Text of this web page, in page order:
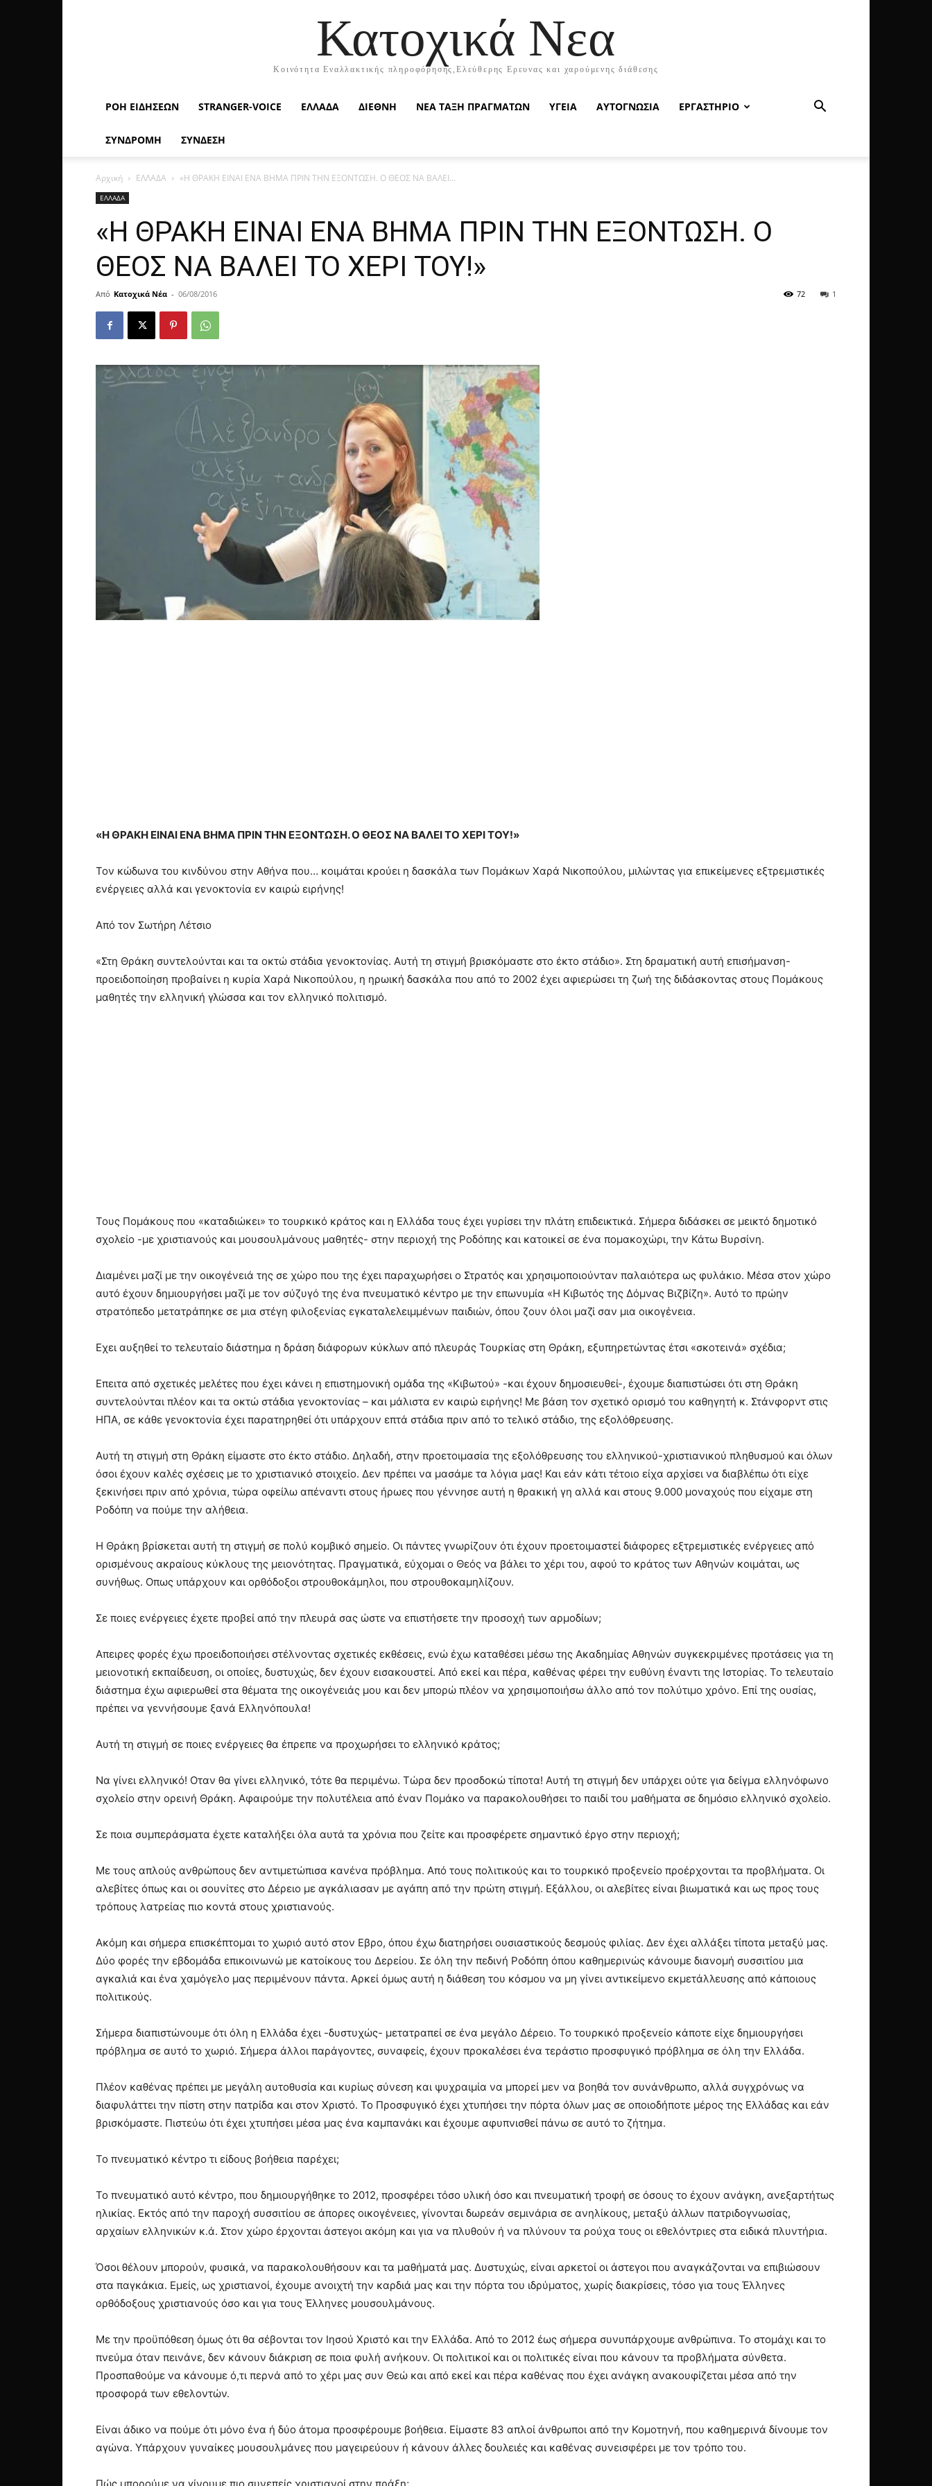
Κατοχικά Νεα
Κοινότητα Εναλλακτικής πληροφόρησης,Ελεύθερης Ερευνας και χαρούμενης διάθεσης
ΡΟΉ ΕΙΔΉΣΕΩΝ STRANGER-VOICE ΕΛΛΑΔΑ ΔΙΕΘΝΗ ΝΕΑ ΤΑΞΗ ΠΡΑΓΜΑΤΩΝ ΥΓΕΙΑ ΑΥΤΟΓΝΩΣΙΑ ΕΡΓΑΣΤΗΡΙΟ
ΣΥΝΔΡΟΜΗ ΣΥΝΔΕΣΗ
Αρχική ΕΛΛΑΔΑ «Η ΘΡΑΚΗ ΕΙΝΑΙ ΕΝΑ ΒΗΜΑ ΠΡΙΝ ΤΗΝ ΕΞΟΝΤΩΣΗ. Ο ΘΕΟΣ ΝΑ ΒΑΛΕΙ...
ΕΛΛΑΔΑ
«Η ΘΡΑΚΗ ΕΙΝΑΙ ΕΝΑ ΒΗΜΑ ΠΡΙΝ ΤΗΝ ΕΞΟΝΤΩΣΗ. Ο
ΘΕΟΣ ΝΑ ΒΑΛΕΙ ΤΟ ΧΕΡΙ ΤΟΥ!»
Από Κατοχικά Νέα - 06/08/2016 1
72
«Η ΘΡΑΚΗ ΕΙΝΑΙ ΕΝΑ ΒΗΜΑ ΠΡΙΝ ΤΗΝ ΕΞΟΝΤΩΣΗ. Ο ΘΕΟΣ ΝΑ ΒΑΛΕΙ ΤΟ ΧΕΡΙ ΤΟΥ!»
Τον κώδωνα του κινδύνου στην Αθήνα που… κοιμάται κρούει η δασκάλα των Πομάκων Χαρά Νικοπούλου, μιλώντας για επικείμενες εξτρεμιστικές
ενέργειες αλλά και γενοκτονία εν καιρώ ειρήνης!
Από τον Σωτήρη Λέτσιο
«Στη Θράκη συντελούνται και τα οκτώ στάδια γενοκτονίας. Αυτή τη στιγμή βρισκόμαστε στο έκτο στάδιο». Στη δραματική αυτή επισήμανση-
προειδοποίηση προβαίνει η κυρία Χαρά Νικοπούλου, η ηρωική δασκάλα που από το 2002 έχει αφιερώσει τη ζωή της διδάσκοντας στους Πομάκους
μαθητές την ελληνική γλώσσα και τον ελληνικό πολιτισμό.
Τους Πομάκους που «καταδιώκει» το τουρκικό κράτος και η Ελλάδα τους έχει γυρίσει την πλάτη επιδεικτικά. Σήμερα διδάσκει σε μεικτό δημοτικό
σχολείο -με χριστιανούς και μουσουλμάνους μαθητές- στην περιοχή της Ροδόπης και κατοικεί σε ένα πομακοχώρι, την Κάτω Βυρσίνη.
Διαμένει μαζί με την οικογένειά της σε χώρο που της έχει παραχωρήσει ο Στρατός και χρησιμοποιούνταν παλαιότερα ως φυλάκιο. Μέσα στον χώρο
αυτό έχουν δημιουργήσει μαζί με τον σύζυγό της ένα πνευματικό κέντρο με την επωνυμία «Η Κιβωτός της Δόμνας Βιζβίζη». Αυτό το πρώην
στρατόπεδο μετατράπηκε σε μια στέγη φιλοξενίας εγκαταλελειμμένων παιδιών, όπου ζουν όλοι μαζί σαν μια οικογένεια.
Εχει αυξηθεί το τελευταίο διάστημα η δράση διάφορων κύκλων από πλευράς Τουρκίας στη Θράκη, εξυπηρετώντας έτσι «σκοτεινά» σχέδια;
Επειτα από σχετικές μελέτες που έχει κάνει η επιστημονική ομάδα της «Κιβωτού» -και έχουν δημοσιευθεί-, έχουμε διαπιστώσει ότι στη Θράκη
συντελούνται πλέον και τα οκτώ στάδια γενοκτονίας – και μάλιστα εν καιρώ ειρήνης! Με βάση τον σχετικό ορισμό του καθηγητή κ. Στάνφορντ στις
ΗΠΑ, σε κάθε γενοκτονία έχει παρατηρηθεί ότι υπάρχουν επτά στάδια πριν από το τελικό στάδιο, της εξολόθρευσης.
Αυτή τη στιγμή στη Θράκη είμαστε στο έκτο στάδιο. Δηλαδή, στην προετοιμασία της εξολόθρευσης του ελληνικού-χριστιανικού πληθυσμού και όλων
όσοι έχουν καλές σχέσεις με το χριστιανικό στοιχείο. Δεν πρέπει να μασάμε τα λόγια μας! Και εάν κάτι τέτοιο είχα αρχίσει να διαβλέπω ότι είχε
ξεκινήσει πριν από χρόνια, τώρα οφείλω απέναντι στους ήρωες που γέννησε αυτή η θρακική γη αλλά και στους 9.000 μοναχούς που είχαμε στη
Ροδόπη να πούμε την αλήθεια.
Η Θράκη βρίσκεται αυτή τη στιγμή σε πολύ κομβικό σημείο. Οι πάντες γνωρίζουν ότι έχουν προετοιμαστεί διάφορες εξτρεμιστικές ενέργειες από
ορισμένους ακραίους κύκλους της μειονότητας. Πραγματικά, εύχομαι ο Θεός να βάλει το χέρι του, αφού το κράτος των Αθηνών κοιμάται, ως
συνήθως. Οπως υπάρχουν και ορθόδοξοι στρουθοκάμηλοι, που στρουθοκαμηλίζουν.
Σε ποιες ενέργειες έχετε προβεί από την πλευρά σας ώστε να επιστήσετε την προσοχή των αρμοδίων;
Απειρες φορές έχω προειδοποιήσει στέλνοντας σχετικές εκθέσεις, ενώ έχω καταθέσει μέσω της Ακαδημίας Αθηνών συγκεκριμένες προτάσεις για τη
μειονοτική εκπαίδευση, οι οποίες, δυστυχώς, δεν έχουν εισακουστεί. Από εκεί και πέρα, καθένας φέρει την ευθύνη έναντι της Ιστορίας. Το τελευταίο
διάστημα έχω αφιερωθεί στα θέματα της οικογένειάς μου και δεν μπορώ πλέον να χρησιμοποιήσω άλλο από τον πολύτιμο χρόνο. Επί της ουσίας,
πρέπει να γεννήσουμε ξανά Ελληνόπουλα!
Αυτή τη στιγμή σε ποιες ενέργειες θα έπρεπε να προχωρήσει το ελληνικό κράτος;
Να γίνει ελληνικό! Οταν θα γίνει ελληνικό, τότε θα περιμένω. Τώρα δεν προσδοκώ τίποτα! Αυτή τη στιγμή δεν υπάρχει ούτε για δείγμα ελληνόφωνο
σχολείο στην ορεινή Θράκη. Αφαιρούμε την πολυτέλεια από έναν Πομάκο να παρακολουθήσει το παιδί του μαθήματα σε δημόσιο ελληνικό σχολείο.
Σε ποια συμπεράσματα έχετε καταλήξει όλα αυτά τα χρόνια που ζείτε και προσφέρετε σημαντικό έργο στην περιοχή;
Με τους απλούς ανθρώπους δεν αντιμετώπισα κανένα πρόβλημα. Από τους πολιτικούς και το τουρκικό προξενείο προέρχονται τα προβλήματα. Οι
αλεβίτες όπως και οι σουνίτες στο Δέρειο με αγκάλιασαν με αγάπη από την πρώτη στιγμή. Εξάλλου, οι αλεβίτες είναι βιωματικά και ως προς τους
τρόπους λατρείας πιο κοντά στους χριστιανούς.
Ακόμη και σήμερα επισκέπτομαι το χωριό αυτό στον Εβρο, όπου έχω διατηρήσει ουσιαστικούς δεσμούς φιλίας. Δεν έχει αλλάξει τίποτα μεταξύ μας.
Δύο φορές την εβδομάδα επικοινωνώ με κατοίκους του Δερείου. Σε όλη την πεδινή Ροδόπη όπου καθημερινώς κάνουμε διανομή συσσιτίου μια
αγκαλιά και ένα χαμόγελο μας περιμένουν πάντα. Αρκεί όμως αυτή η διάθεση του κόσμου να μη γίνει αντικείμενο εκμετάλλευσης από κάποιους
πολιτικούς.
Σήμερα διαπιστώνουμε ότι όλη η Ελλάδα έχει -δυστυχώς- μετατραπεί σε ένα μεγάλο Δέρειο. Το τουρκικό προξενείο κάποτε είχε δημιουργήσει
πρόβλημα σε αυτό το χωριό. Σήμερα άλλοι παράγοντες, συναφείς, έχουν προκαλέσει ένα τεράστιο προσφυγικό πρόβλημα σε όλη την Ελλάδα.
Πλέον καθένας πρέπει με μεγάλη αυτοθυσία και κυρίως σύνεση και ψυχραιμία να μπορεί μεν να βοηθά τον συνάνθρωπο, αλλά συγχρόνως να
διαφυλάττει την πίστη στην πατρίδα και στον Χριστό. Το Προσφυγικό έχει χτυπήσει την πόρτα όλων μας σε οποιοδήποτε μέρος της Ελλάδας και εάν
βρισκόμαστε. Πιστεύω ότι έχει χτυπήσει μέσα μας ένα καμπανάκι και έχουμε αφυπνισθεί πάνω σε αυτό το ζήτημα.
Το πνευματικό κέντρο τι είδους βοήθεια παρέχει;
Το πνευματικό αυτό κέντρο, που δημιουργήθηκε το 2012, προσφέρει τόσο υλική όσο και πνευματική τροφή σε όσους το έχουν ανάγκη, ανεξαρτήτως
ηλικίας. Εκτός από την παροχή συσσιτίου σε άπορες οικογένειες, γίνονται δωρεάν σεμινάρια σε ανηλίκους, μεταξύ άλλων πατριδογνωσίας,
αρχαίων ελληνικών κ.ά. Στον χώρο έρχονται άστεγοι ακόμη και για να πλυθούν ή να πλύνουν τα ρούχα τους οι εθελόντριες στα ειδικά πλυντήρια.
Όσοι θέλουν μπορούν, φυσικά, να παρακολουθήσουν και τα μαθήματά μας. Δυστυχώς, είναι αρκετοί οι άστεγοι που αναγκάζονται να επιβιώσουν
στα παγκάκια. Εμείς, ως χριστιανοί, έχουμε ανοιχτή την καρδιά μας και την πόρτα του ιδρύματος, χωρίς διακρίσεις, τόσο για τους Έλληνες
ορθόδοξους χριστιανούς όσο και για τους Έλληνες μουσουλμάνους.
Με την προϋπόθεση όμως ότι θα σέβονται τον Ιησού Χριστό και την Ελλάδα. Από το 2012 έως σήμερα συνυπάρχουμε ανθρώπινα. Το στομάχι και το
πνεύμα όταν πεινάνε, δεν κάνουν διάκριση σε ποια φυλή ανήκουν. Οι πολιτικοί και οι πολιτικές είναι που κάνουν τα προβλήματα σύνθετα.
Προσπαθούμε να κάνουμε ό,τι περνά από το χέρι μας συν Θεώ και από εκεί και πέρα καθένας που έχει ανάγκη ανακουφίζεται μέσα από την
προσφορά των εθελοντών.
Είναι άδικο να πούμε ότι μόνο ένα ή δύο άτομα προσφέρουμε βοήθεια. Είμαστε 83 απλοί άνθρωποι από την Κομοτηνή, που καθημερινά δίνουμε τον
αγώνα. Υπάρχουν γυναίκες μουσουλμάνες που μαγειρεύουν ή κάνουν άλλες δουλειές και καθένας συνεισφέρει με τον τρόπο του.